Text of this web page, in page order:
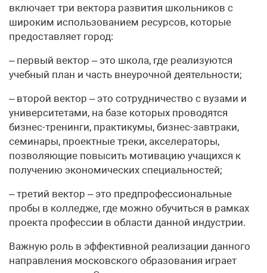
включает три вектора развития школьников с
широким использованием ресурсов, которые
предоставляет город:
– первый вектор – это школа, где реализуются
учебный план и часть внеурочной деятельности;
– второй вектор – это сотрудничество с вузами и
университетами, на базе которых проводятся
бизнес-тренинги, практикумы, бизнес-завтраки,
семинары, проектные треки, акселераторы,
позволяющие повысить мотивацию учащихся к
получению экономических специальностей;
– третий вектор – это предпрофессиональные
пробы в колледже, где можно обучиться в рамках
проекта профессии в области данной индустрии.
Важную роль в эффективной реализации данного
направления московского образования играет